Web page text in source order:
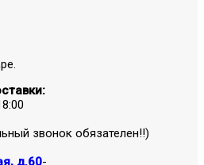
звонок обязателен!!)
д.60-